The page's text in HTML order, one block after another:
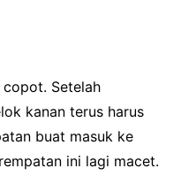
Setelah
kanan terus harus
buat masuk ke
ini lagi macet.